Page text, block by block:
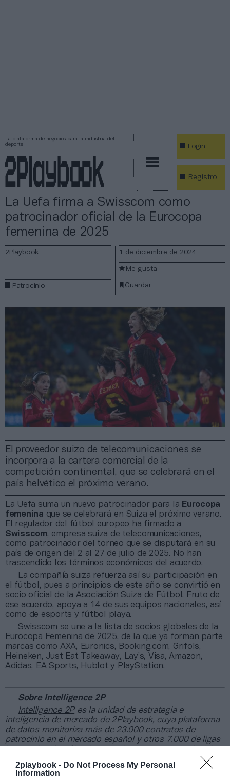
2playbook - Do Not Process My Personal
Information
La plataforma de negocios para la industria del
deporte
Login
Registro
La Uefa firma a Swisscom como
patrocinador oficial de la Eurocopa
femenina de 2025
El proveedor suizo de telecomunicaciones se
incorpora a la cartera comercial de la
competición continental, que se celebrará en el
país helvético el próximo verano.
2Playbook
Patrocinio
1 de diciembre de 2024
Guardar
Me gusta
La Uefa suma un nuevo patrocinador para la Eurocopa
femenina que se celebrará en Suiza el próximo verano.
El regulador del fútbol europeo ha firmado a
Swisscom, empresa suiza de telecomunicaciones,
como patrocinador del torneo que se disputará en su
país de origen del 2 al 27 de julio de 2025. No han
trascendido los términos económicos del acuerdo.
La compañía suiza refuerza así su participación en
el fútbol, pues a principios de este año se convirtió en
socio oficial de la Asociación Suiza de Fútbol. Fruto de
ese acuerdo, apoya a 14 de sus equipos nacionales, así
como de esports y fútbol playa.
Swisscom se une a la lista de socios globales de la
Eurocopa Femenina de 2025, de la que ya forman parte
marcas como AXA, Euronics, Booking.com, Grifols,
Heineken, Just Eat Takeaway, Lay’s, Visa, Amazon,
Adidas, EA Sports, Hublot y PlayStation.
Sobre Intelligence 2P
Intelligence 2Pes la unidad de estrategia e
inteligencia de mercado de 2Playbook, cuya plataforma
de datos monitoriza más de 23.000 contratos de
patrocinio en el mercado español y otros 7.000 de ligas
intelligence@2playbook.com.